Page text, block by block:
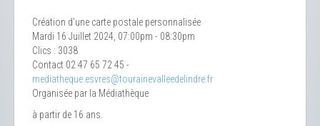
Création d’une carte postale personnalisée
Mardi 16 Juillet 2024, 07:00pm - 08:30pm
Clics : 3038
Contact 02 47 65 72 45 -
mediatheque.esvres@tourainevalleedelindre.fr
Organisée par la Médiathèque
à partir de 16 ans.